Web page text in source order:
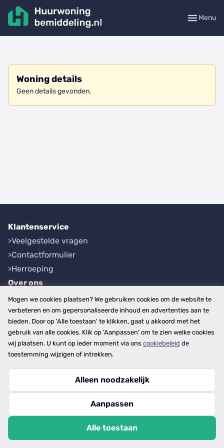
Menu
Woning details
Geen details gevonden.
Klantenservice
Veelgestelde vragen
Contactformulier
Herroeping
Over ons
Bedrijfsgegevens
Werkwijze
Overzichten
Plaatsen
Provincies
Copyright © 2026
privacy- en cookiebeleid
Mogen we cookies plaatsen? We gebruiken cookies om de website te
verbeteren en om gepersonaliseerde inhoud en advertenties aan te
bieden. Door op 'Alle toestaan' te klikken, gaat u akkoord met het
gebruik van alle cookies. Klik op 'Aanpassen' om te zien welke cookies
wij plaatsen. U kunt op ieder moment via ons cookiebeleid de
toestemming wijzigen of intrekken.
Alleen noodzakelijk
Aanpassen
Alle toestaan